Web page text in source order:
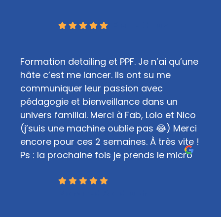
Formation detailing et PPF. Je n’ai qu’une
hâte c’est me lancer. Ils ont su me
communiquer leur passion avec
pédagogie et bienveillance dans un
univers familial. Merci à Fab, Lolo et Nico
(j’suis une machine oublie pas 😂) Merci
encore pour ces 2 semaines. À très vite !
Ps : la prochaine fois je prends le micro